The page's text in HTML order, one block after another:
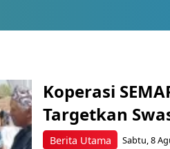
Berita Utama
Koperasi
Targetkan
Sabtu, 8